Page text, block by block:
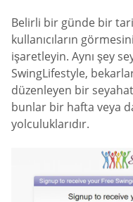
Belirli bir günde bir
kullanıcıların
işaretleyin. Aynı şey
SwingLifestyle,
düzenleyen bir
bunlar bir hafta veya
yolculuklarıdır.